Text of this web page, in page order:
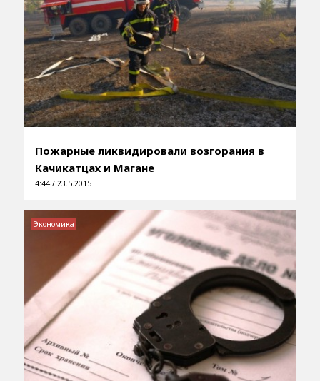
Пожарные ликвидировали возгорания в
Качикатцах и Магане
4:44 / 23.5.2015
Экономика